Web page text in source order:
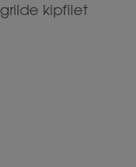
kipfilet